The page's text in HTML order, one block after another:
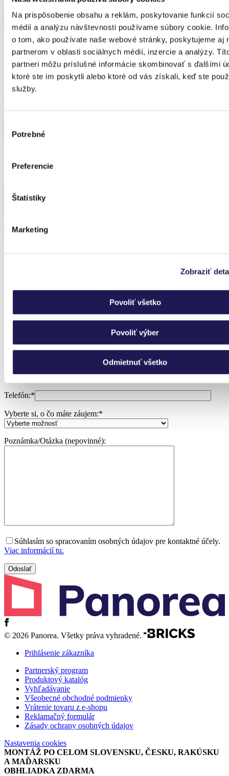
Na prispôsobenie obsahu a reklám, poskytovanie funkcií
médií a analýzu návštevnosti používame súbory cookie.
o tom, ako používate naše webové stránky, poskytujeme aj
partnerom v oblasti sociálnych médií, inzercie a analýzy.
partneri môžu príslušné informácie skombinovať s ďalšími
ktoré ste im poskytli alebo ktoré od vás získali, keď ste
služby.
súhlasu
Potrebné
Preferencie
Štatistiky
Marketing
Zobraziť
Povoliť všetko
Povoliť výber
Odmietnuť všetko
Sklo
Od2 790,32€ Od1 744,05€
Predchádzajúce realizácie
FROZEN | Sezónna hliníková zimná záhrada / Malý Slavkov
Radi vám pomôžeme
E-mail:*
Telefón:*
Vyberte si, o čo máte záujem:*
Poznámka/Otázka (nepovinné):
Súhlasím so spracovaním osobných údajov pre kontaktné účely.
Viac informácií tu.
© 2026 Panorea. Všetky práva vyhradené.
Prihlásenie zákazníka
Partnerský program
Produktový katalóg
Vyhľadávanie
Všeobecné obchodné podmienky
Vrátenie tovaru z e-shopu
Reklamačný formulár
Zásady ochrany osobných údajov
Nastavenia cookies
MONTÁŽ PO CELOM SLOVENSKU, ČESKU, RAKÚSKU
A MAĎARSKU
OBHLIADKA ZDARMA